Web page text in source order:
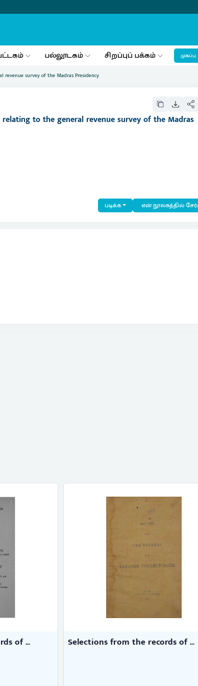
பல்லூடகம் சிறப்புப் பக்கம் முகப்பு
revenue survey of the Madras Presidency.
to the general revenue survey of the Madras
படிக்க என் நூலகத்தில்
of ... Selections from the records of ...